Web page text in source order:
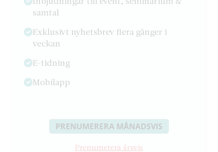
samtal
Exklusivt nyhetsbrev flera gånger i
veckan
E-tidning
Mobilapp
PRENUMERERA MÅNADSVIS
Prenumerera årsvis